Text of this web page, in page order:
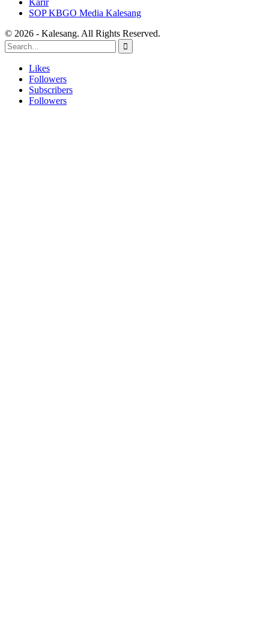
SOP KBGO Media Kalesang
© 2026 - Kalesang. All Rights Reserved.
Likes
Followers
Subscribers
Followers